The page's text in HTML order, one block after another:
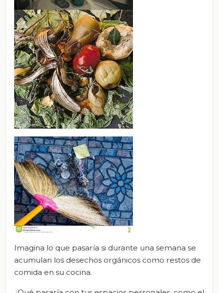
Imagina lo que pasaría si durante una semana se
acumulan los desechos orgánicos como restos de
comida en su cocina.